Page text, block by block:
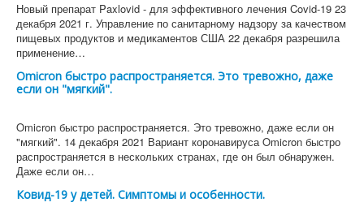
Новый препарат Paxlovid - для эффективного лечения Covid-19 23
декабря 2021 г. Управление по санитарному надзору за качеством
пищевых продуктов и медикаментов США 22 декабря разрешила
применение…
Omicron быстро распространяется. Это тревожно, даже
если он "мягкий".
Omicron быстро распространяется. Это тревожно, даже если он
"мягкий". 14 декабря 2021 Вариант коронавируса Omicron быстро
распространяется в нескольких странах, где он был обнаружен.
Даже если он…
Ковид-19 у детей. Симптомы и особенности.